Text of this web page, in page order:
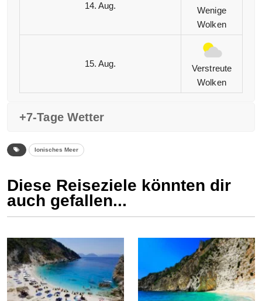
14. Aug.
Wenige
Wolken
15. Aug.
Verstreute
Wolken
+7-Tage Wetter
Ionisches Meer
Diese Reiseziele könnten dir
auch gefallen...